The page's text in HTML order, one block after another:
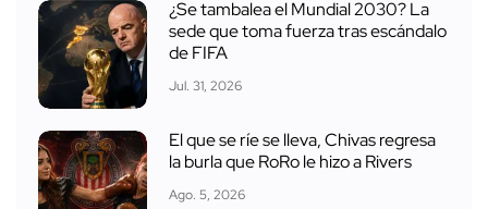
¿Se tambalea el Mundial 2030? La
sede que toma fuerza tras escándalo
de FIFA
Jul. 31, 2026
El que se ríe se lleva, Chivas regresa
la burla que RoRo le hizo a Rivers
Ago. 5, 2026